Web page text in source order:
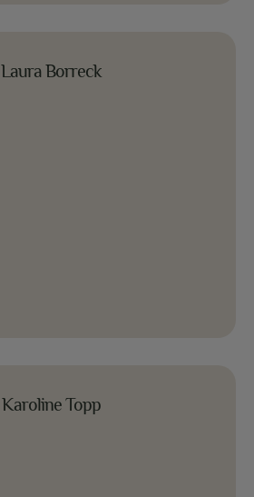
Laura Borreck
Laura Borreck
Karoline Topp
Karoline Topp